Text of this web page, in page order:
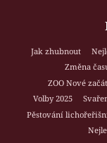
Jak zhubnout
Změna
ZOO Nové
Volby 2025
Pěstování